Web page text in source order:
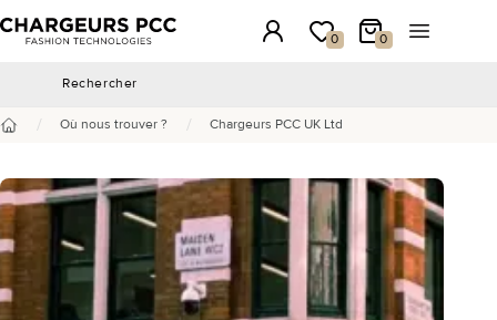
Chargeurs PCC Connexion
0
Ma wishlist
0
Mon panierOuvrir le
Rechercher
/ Où nous trouver ? / Chargeurs PCC UK Ltd